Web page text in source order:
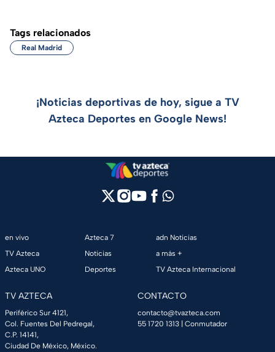
Tags relacionados
Real Madrid
¡Noticias deportivas de hoy, sigue a TV
Azteca Deportes en Google News!
en vivo
TV Azteca
Azteca UNO
Azteca 7
Noticias
Deportes
adn Noticias
a más +
TV Azteca Internacional
TV AZTECA
Periférico Sur 4121,
Col. Fuentes Del Pedregal,
C.P. 14141,
Ciudad De México, México.
CONTACTO
contacto@tvazteca.com
55 1720 1313 | Conmutador